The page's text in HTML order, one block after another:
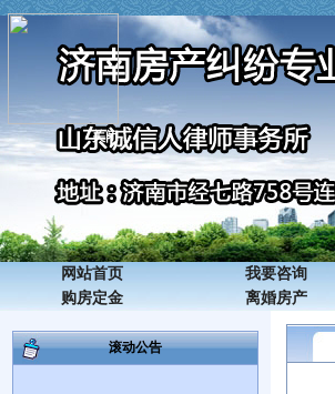
网站首页 我要咨询
购房定金
离婚房产
关闭
滚动公告